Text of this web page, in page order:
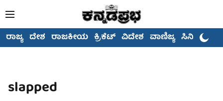
ರಾಜ್ಯ ದೇಶ ರಾಜಕೀಯ ಕ್ರಿಕೆಟ್ ವಿದೇಶ ವಾಣಿಜ್ಯ ಸಿನಿಮಾ
slapped